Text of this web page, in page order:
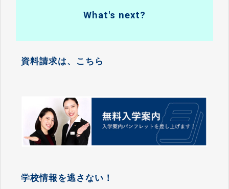
What's next?
資料請求は、こちら
学校情報を逃さない！